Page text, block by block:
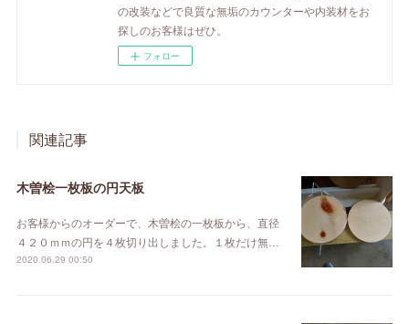
の改装などで良質な無垢のカウンターや内装材をお
探しのお客様はぜひ。
フォロー
関連記事
木曽桧一枚板の円天板
お客様からのオーダーで、木曽桧の一枚板から、直径
４２０ｍｍの円を４枚切り出しました。１枚だけ無…
2020.06.29 00:50